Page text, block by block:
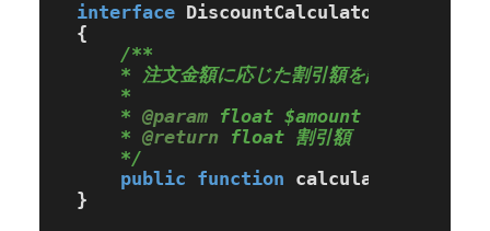
interface DiscountCalculatorInterface
{
/**
    * 注文金額に応じた割引額を計算する
    *
    *
@param float $amount 注文金額
    *
@return float 割引額
    */
public
function calculateDiscount
}